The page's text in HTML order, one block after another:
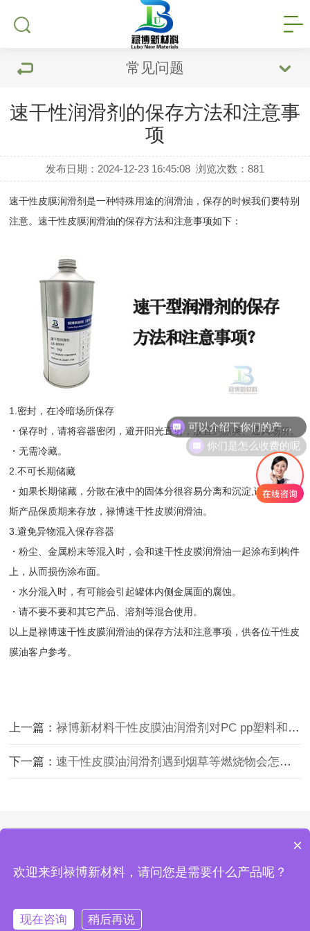
常见问题
速干性润滑剂的保存方法和注意事
项
发布日期：2024-12-23 16:45:08 浏览次数：881
速干性皮膜润滑剂是一种特殊用途的润滑油，保存的时候我们要特别
注意。速干性皮膜润滑油的保存方法和注意事项如下：
1.密封，在冷暗场所保存
・保存时，请将容器密闭，避开阳光直射，放置到凉爽、通风场所。
・无需冷藏。
2.不可长期储藏
・如果长期储藏，分散在液中的固体分很容易分离和沉淀,请按哈维
斯产品保质期来存放，禄博速干性皮膜润滑油。
3.避免异物混入保存容器
・粉尘、金属粉末等混入时，会和速干性皮膜润滑油一起涂布到构件
上，从而损伤涂布面。
・水分混入时，有可能会引起罐体内侧金属面的腐蚀。
・请不要不要和其它产品、溶剂等混合使用。
以上是禄博速干性皮膜润滑油的保存方法和注意事项，供各位干性皮
膜油客户参考。
上一篇：禄博新材料干性皮膜油润滑剂对PC pp塑料和橡胶会腐蚀产生不
下一篇：速干性皮膜油润滑剂遇到烟草等燃烧物会怎么样呢？
备案号：粤ICP备2025359891号-1
可以介绍下你们的产品么
你们是怎么收费的呢
×
欢迎来到禄博新材料，请问您是需要什么产品呢？
现在咨询 稍后再说